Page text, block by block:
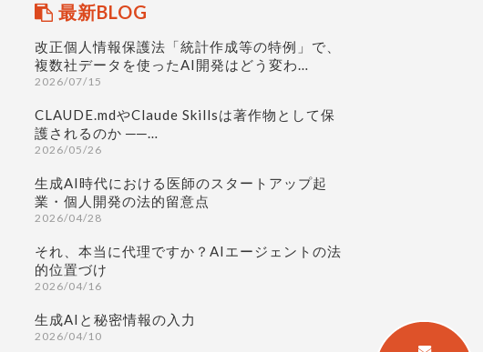
最新BLOG
改正個人情報保護法「統計作成等の特例」で、
複数社データを使ったAI開発はどう変わ…
2026/07/15
CLAUDE.mdやClaude Skillsは著作物として保
護されるのか ──…
2026/05/26
生成AI時代における医師のスタートアップ起
業・個人開発の法的留意点
2026/04/28
それ、本当に代理ですか？AIエージェントの法
的位置づけ
2026/04/16
生成AIと秘密情報の入力
2026/04/10